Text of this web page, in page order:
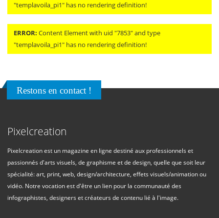
"templavoila_pi1" has no rendering definition!
ERROR: Content Element with uid "7853" and type
"templavoila_pi1" has no rendering definition!
Restons en contact !
Pixelcreation
Pixelcreation est un magazine en ligne destiné aux professionnels et
passionnés d'arts visuels, de graphisme et de design, quelle que soit leur
spécialité: art, print, web, design/architecture, effets visuels/animation ou
vidéo. Notre vocation est d'être un lien pour la communauté des
infographistes, designers et créateurs de contenu lié à l'image.